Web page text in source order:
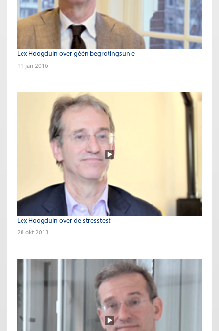
Lex Hoogduin over géén begrotingsunie
11 jan 2016
Lex Hoogduin over de stresstest
28 okt 2013